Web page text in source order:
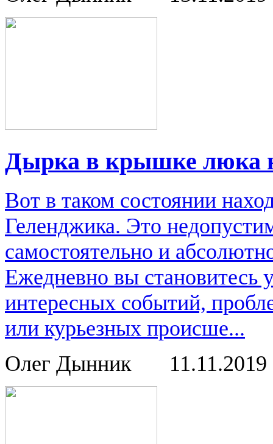
Дырка в крышке люка
Вот в таком состоянии
Геленджика. Это
самостоятельно и
Ежедневно вы становитесь
интересных событий,
или курьезных происше...
Олег Дынник
11.11.2019